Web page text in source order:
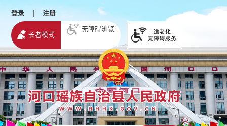
登录 | 注册
长者模式
无障碍浏览